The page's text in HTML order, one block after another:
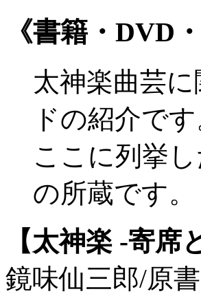
《書籍・DVD
太神楽曲芸
ドの紹介です
ここに列挙
の所蔵です。
【太神楽 -寄
鏡味仙三郎/原